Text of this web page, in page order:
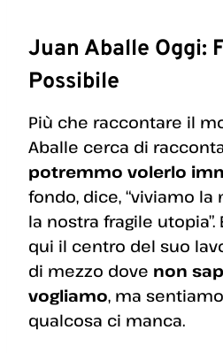
Juan Aballe Oggi:
Possibile
Più che raccontare il
Aballe cerca di
potremmo volerlo
fondo, dice, “viviamo
la nostra fragile
qui il centro del suo
di mezzo dove non
vogliamo, ma
qualcosa ci manca.